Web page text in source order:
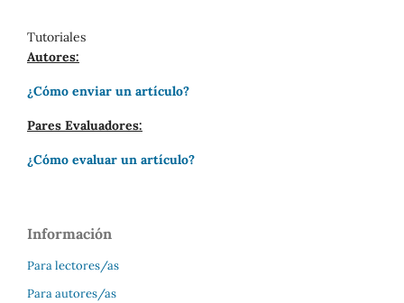
Tutoriales
Autores:
¿Cómo enviar un artículo?
Pares Evaluadores:
¿Cómo evaluar un artículo?
Información
Para lectores/as
Para autores/as